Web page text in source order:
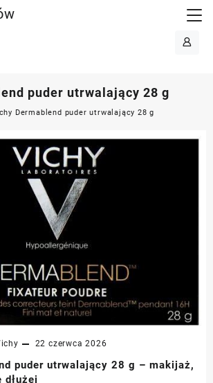
puder utrwalający 28 g
Dermablend puder utrwalający 28 g
22 czerwca 2026
puder utrwalający 28 g – makijaż,